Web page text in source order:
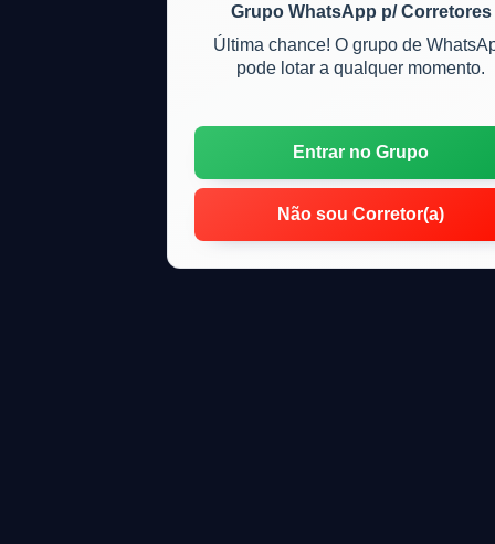
Grupo WhatsApp p/ Corretores
Última chance! O grupo de
pode lotar a qualquer momento.
Entrar no Grupo
Não sou Corretor(a)